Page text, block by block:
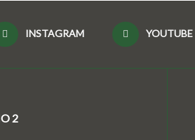
INSTAGRAM YOUTUBE
2